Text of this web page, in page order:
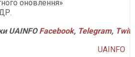
оновлення»
UAINFO Facebook, Telegram,
UAINFO